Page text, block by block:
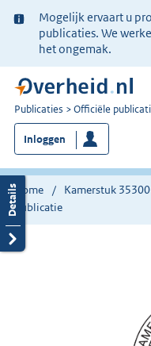
Ter
informatie:
Mogelijk ervaart u
publicaties. We
het ongemak.
U
bent
nu
hier:
Publicaties Officiële
Inloggen
Home Kamerstuk
publicatie